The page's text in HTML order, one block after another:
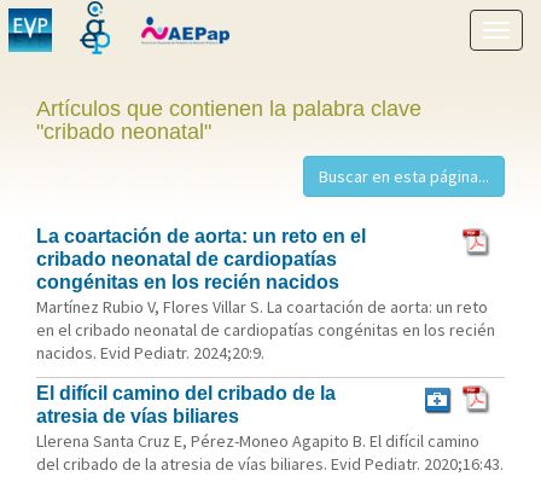
menú
Artículos que contienen la palabra clave
"cribado neonatal"
La coartación de aorta: un reto en el
cribado neonatal de cardiopatías
congénitas en los recién nacidos
Martínez Rubio V, Flores Villar S. La coartación de aorta: un reto
en el cribado neonatal de cardiopatías congénitas en los recién
nacidos. Evid Pediatr. 2024;20:9.
El difícil camino del cribado de la
atresia de vías biliares
Llerena Santa Cruz E, Pérez-Moneo Agapito B. El difícil camino
del cribado de la atresia de vías biliares. Evid Pediatr. 2020;16:43.